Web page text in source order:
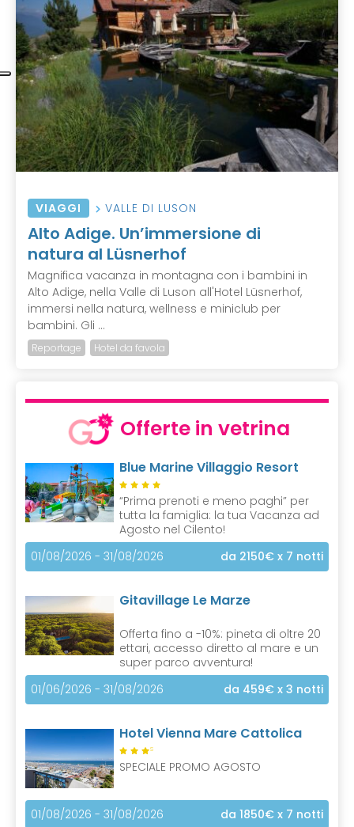
VIAGGI VALLE DI LUSON
Alto Adige. Un’immersione di
natura al Lüsnerhof
Magnifica vacanza in montagna con i bambini in
Alto Adige, nella Valle di Luson all'Hotel Lüsnerhof,
immersi nella natura, wellness e miniclub per
bambini. Gli ...
Reportage Hotel da favola
Offerte in vetrina
Blue Marine Villaggio Resort
“Prima prenoti e meno paghi” per
tutta la famiglia: la tua Vacanza ad
Agosto nel Cilento!
01/08/2026 - 31/08/2026
da 2150€ x 7 notti
Gitavillage Le Marze
Offerta fino a -10%: pineta di oltre 20
ettari, accesso diretto al mare e un
super parco avventura!
01/06/2026 - 31/08/2026
da 459€ x 3 notti
Hotel Vienna Mare Cattolica
S
SPECIALE PROMO AGOSTO
01/08/2026 - 31/08/2026 da 1850€ x 7 notti